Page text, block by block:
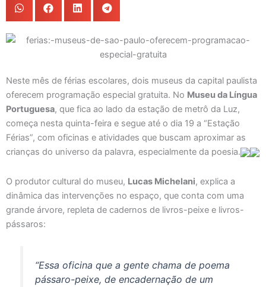
Neste mês de férias escolares, dois museus da capital paulista
oferecem programação especial gratuita. No Museu da Língua
Portuguesa, que fica ao lado da estação de metrô da Luz,
começa nesta quinta-feira e segue até o dia 19 a “Estação
Férias”, com oficinas e atividades que buscam aproximar as
crianças do universo da palavra, especialmente da poesia.
O produtor cultural do museu, Lucas Michelani, explica a
dinâmica das intervenções no espaço, que conta com uma
grande árvore, repleta de cadernos de livros-peixe e livros-
pássaros:
“Essa oficina que a gente chama de poema
pássaro-peixe, de encadernação de um